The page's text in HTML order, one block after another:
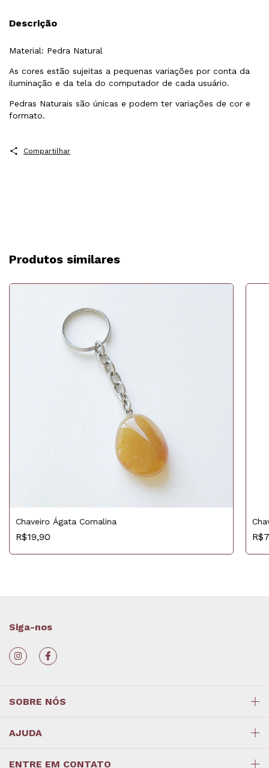
Descrição
Material: Pedra Natural
As cores estão sujeitas a pequenas variações por conta da
iluminação e da tela do computador de cada usuário.
Pedras Naturais são únicas e podem ter variações de cor e
formato.
Compartilhar
Produtos similares
Chaveiro Ágata Cornalina
R$19,90
Siga-nos
SOBRE NÓS
AJUDA
ENTRE EM CONTATO